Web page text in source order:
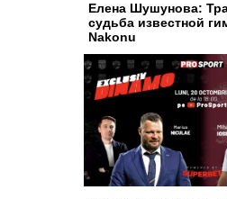
Елена Шушунова:
судьба известной
Nakonu